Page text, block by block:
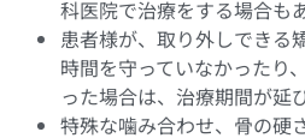
科医院で治療をする場合も
患者様が、取り外しできる
時間を守っていなかったり
った場合は、治療期間が延
特殊な噛み合わせ、骨の硬